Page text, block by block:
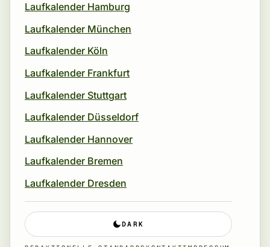
Laufkalender Hamburg
Laufkalender München
Laufkalender Köln
Laufkalender Frankfurt
Laufkalender Stuttgart
Laufkalender Düsseldorf
Laufkalender Hannover
Laufkalender Bremen
Laufkalender Dresden
DARK